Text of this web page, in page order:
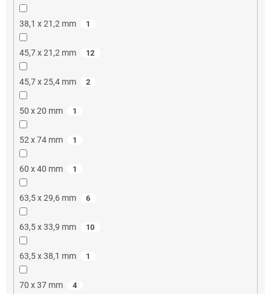
38,1 x 21,2 mm 1
45,7 x 21,2 mm 12
45,7 x 25,4 mm 2
50 x 20 mm 1
52 x 74 mm 1
60 x 40 mm 1
63,5 x 29,6 mm 6
63,5 x 33,9 mm 10
63,5 x 38,1 mm 1
70 x 37 mm 4